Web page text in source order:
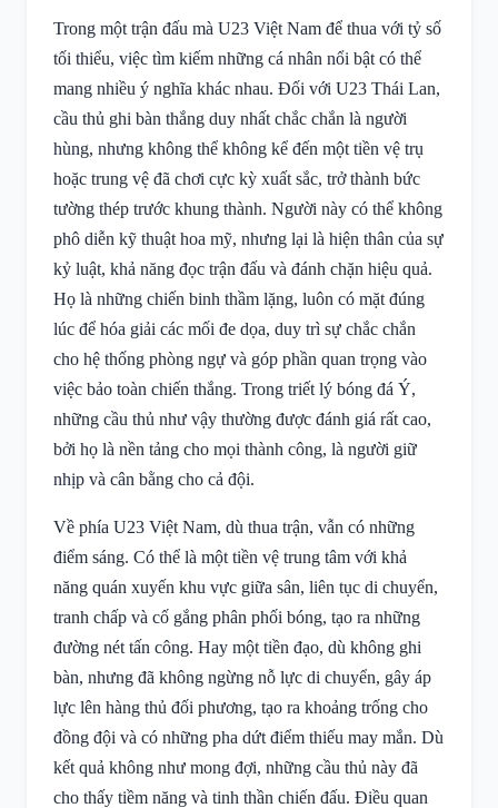
Trong một trận đấu mà U23 Việt Nam để thua với tỷ số
tối thiểu, việc tìm kiếm những cá nhân nổi bật có thể
mang nhiều ý nghĩa khác nhau. Đối với U23 Thái Lan,
cầu thủ ghi bàn thắng duy nhất chắc chắn là người
hùng, nhưng không thể không kể đến một tiền vệ trụ
hoặc trung vệ đã chơi cực kỳ xuất sắc, trở thành bức
tường thép trước khung thành. Người này có thể không
phô diễn kỹ thuật hoa mỹ, nhưng lại là hiện thân của sự
kỷ luật, khả năng đọc trận đấu và đánh chặn hiệu quả.
Họ là những chiến binh thầm lặng, luôn có mặt đúng
lúc để hóa giải các mối đe dọa, duy trì sự chắc chắn
cho hệ thống phòng ngự và góp phần quan trọng vào
việc bảo toàn chiến thắng. Trong triết lý bóng đá Ý,
những cầu thủ như vậy thường được đánh giá rất cao,
bởi họ là nền tảng cho mọi thành công, là người giữ
nhịp và cân bằng cho cả đội.
Về phía U23 Việt Nam, dù thua trận, vẫn có những
điểm sáng. Có thể là một tiền vệ trung tâm với khả
năng quán xuyến khu vực giữa sân, liên tục di chuyển,
tranh chấp và cố gắng phân phối bóng, tạo ra những
đường nét tấn công. Hay một tiền đạo, dù không ghi
bàn, nhưng đã không ngừng nỗ lực di chuyển, gây áp
lực lên hàng thủ đối phương, tạo ra khoảng trống cho
đồng đội và có những pha dứt điểm thiếu may mắn. Dù
kết quả không như mong đợi, những cầu thủ này đã
cho thấy tiềm năng và tinh thần chiến đấu. Điều quan